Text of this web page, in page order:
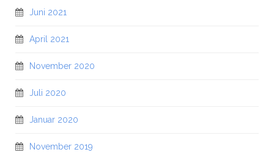
Juni 2021
April 2021
November 2020
Juli 2020
Januar 2020
November 2019